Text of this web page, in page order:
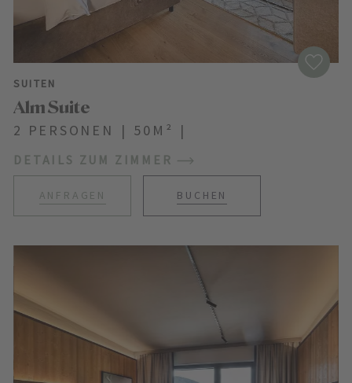
SUITEN
Alm Suite
2 PERSONEN | 50M² |
DETAILS ZUM ZIMMER
ANFRAGEN BUCHEN